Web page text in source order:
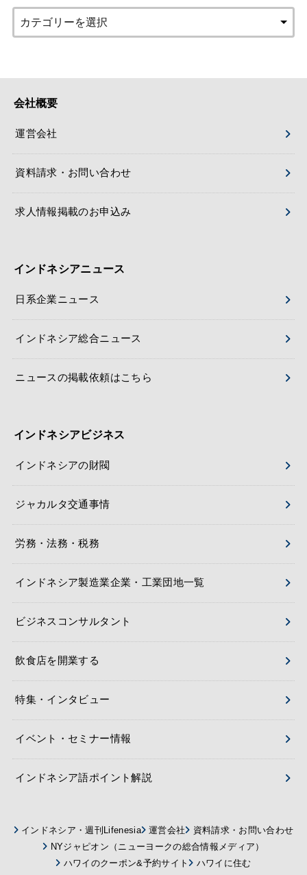
会社概要
運営会社
資料請求・お問い合わせ
求人情報掲載のお申込み
インドネシアニュース
日系企業ニュース
インドネシア総合ニュース
ニュースの掲載依頼はこちら
インドネシアビジネス
インドネシアの財閥
ジャカルタ交通事情
労務・法務・税務
インドネシア製造業企業・工業団地一覧
ビジネスコンサルタント
飲食店を開業する
特集・インタビュー
イベント・セミナー情報
インドネシア語ポイント解説
インドネシア・週刊Lifenesia 運営会社
資料請求・お問い合わせ
NYジャピオン（ニューヨークの総合情報メディア）
ハワイのクーポン&予約サイト
ハワイに住む